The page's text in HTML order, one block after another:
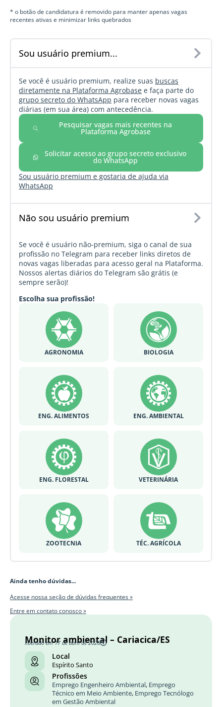
* o botão de candidatura é removido para manter apenas vagas
recentes ativas e minimizar links quebrados
Sou usuário premium...
Se você é usuário premium, realize suas buscas
diretamente na Plataforma Agrobase e faça parte do
grupo secreto do WhatsApp para receber novas vagas
diárias (em sua área) com antecedência.
Pesquisar vagas mais recentes na
Plataforma Agrobase
Solicitar acesso ao grupo secreto exclusivo
do WhatsApp
Sou usuário premium e gostaria de ajuda via
WhatsApp
Não sou usuário premium
Se você é usuário não-premium, siga o canal de sua
profissão no Telegram para receber links diretos de
novas vagas liberadas para acesso geral na Plataforma.
Nossos alertas diários do Telegram são grátis (e
sempre serão)!
Escolha sua profissão!
AGRONOMIA BIOLOGIA
ENG. ALIMENTOS ENG. AMBIENTAL
ENG. FLORESTAL VETERINÁRIA
ZOOTECNIA TÉC. AGRÍCOLA
Ainda tenho dúvidas...
Acesse nossa seção de dúvidas frequentes »
Entre em contato conosco »
Monitor ambiental – Cariacica/ES
liberado em 17 de abril de 2026
Local
Espírito Santo
Profissões
Emprego Engenheiro Ambiental, Emprego
Técnico em Meio Ambiente, Emprego Tecnólogo
em Gestão Ambiental